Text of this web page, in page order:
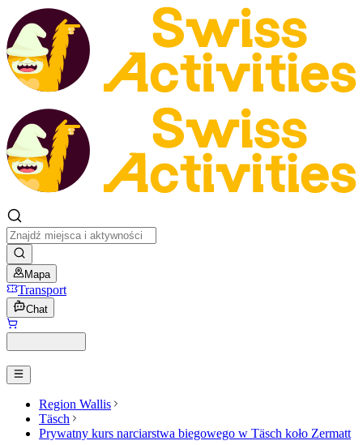
Mapa
Transport
Chat
Region Wallis
Täsch
Prywatny kurs narciarstwa biegowego w Täsch koło Zermatt